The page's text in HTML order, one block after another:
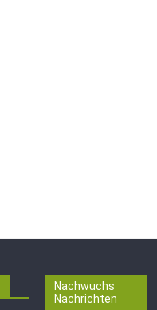
Nachwuchs
Nachrichten